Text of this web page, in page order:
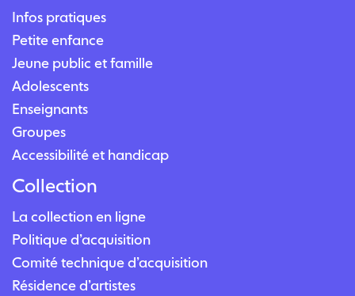
Infos pratiques
Petite enfance
Jeune public et famille
Adolescents
Enseignants
Groupes
Accessibilité et handicap
Collection
La collection en ligne
Politique d’acquisition
Comité technique d’acquisition
Résidence d’artistes